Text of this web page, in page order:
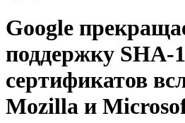
Google
поддержку SHA-1
сертификатов
Mozilla и